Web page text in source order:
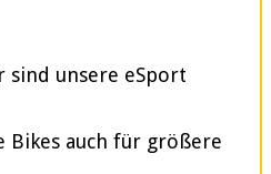
sind unsere eSport
Bikes auch für größere